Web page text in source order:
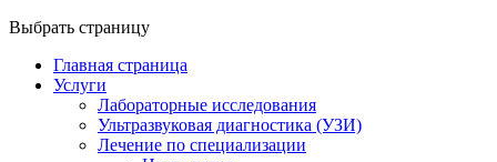
Выбрать страницу
Главная страница
Услуги
Лабораторные исследования
Ультразвуковая диагностика (УЗИ)
Лечение по специализации